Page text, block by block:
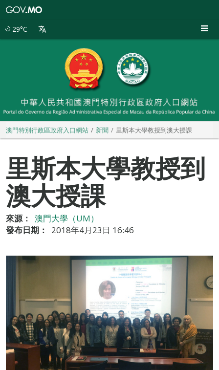
29°C
澳門特別行政區政府入口網站 新聞 里斯本大學教授到澳大授課
里斯本大學教授到
澳大授課
來源：
澳門大學（UM）
發布日期：
2018年4月23日 16:46